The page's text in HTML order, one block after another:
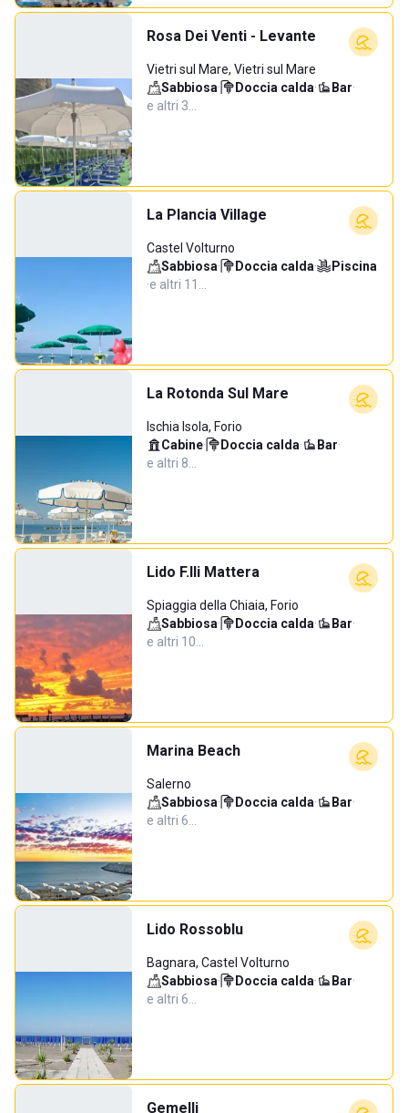
Rosa Dei Venti - Levante
Vietri sul Mare, Vietri sul Mare
Sabbiosa· Doccia calda· Bar·
e altri 3…
La Plancia Village
Castel Volturno
Sabbiosa· Doccia calda·
Piscina
·e altri 11…
La Rotonda Sul Mare
Ischia Isola, Forio
Cabine· Doccia calda· Bar·
e altri 8…
Lido F.lli Mattera
Spiaggia della Chiaia, Forio
Sabbiosa· Doccia calda· Bar·
e altri 10…
Marina Beach
Salerno
Sabbiosa· Doccia calda· Bar·
e altri 6…
Lido Rossoblu
Bagnara, Castel Volturno
Sabbiosa· Doccia calda· Bar·
e altri 6…
Gemelli